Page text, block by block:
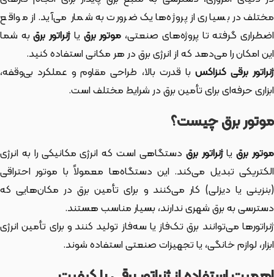
مختلف در بسیاری از پروژه‌ها یک ضرورت به شمار می‌آید. از مواقع
اضطراری گرفته تا پروژه‌های صنعتی، موتور برق یا ژنراتور برقبه شما
این امکان را می‌دهد که از انرژی برق در هر مکانی استفاده کنید.
ژنراتور برقی کنزاکس با قدرت بالا، طراحی مقاوم و عملکرد بی‌وقفه،
ابزاری حرفه‌ای برای تأمین برق در شرایط مختلف است.
موتور برق چیست؟
موتور برقیاژنراتور برق دستگاهی است که انرژی مکانیکی را به انرژی
الکتریکی تبدیل می‌کند. این دستگاه‌ها معمولاً با موتور احتراقی
(بنزینی یا دیزلی) کار می‌کنند و برای تأمین برق در مکان‌هایی که
دسترسی به برق شهری ندارند، بسیار مناسب هستند.
ژنراتورها می‌توانند برق تک‌فاز یا سه‌فاز تولید کنند و برای تأمین انرژی
ابزار، لوازم خانگی، یا تجهیزات صنعتی استفاده شوند.